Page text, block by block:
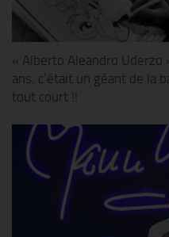
« Alberto Aleandro Uderzo
ans, c’était un géant de la
tout court !!